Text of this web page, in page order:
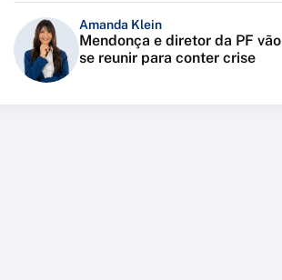
Amanda Klein
Mendonça e diretor da PF vão
se reunir para conter crise